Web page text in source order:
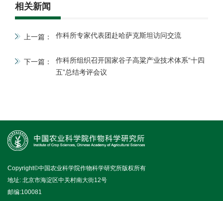
相关新闻
上一篇： 作科所专家代表团赴哈萨克斯坦访问交流
下一篇：
作科所组织召开国家谷子高粱产业技术体系“十四
五”总结考评会议
Copyright©中国农业科学院作物科学研究所版权所有
地址: 北京市海淀区中关村南大街12号
邮编:100081